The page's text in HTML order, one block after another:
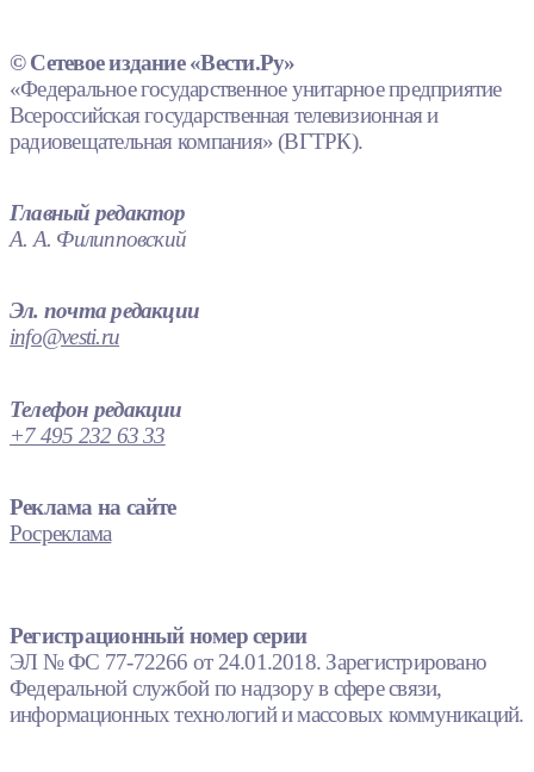
© Сетевое издание «Вести.Ру»
«Федеральное государственное унитарное предприятие
Всероссийская государственная телевизионная и
радиовещательная компания» (ВГТРК).
Главный редактор
А. А. Филипповский
Эл. почта редакции
info@vesti.ru
Телефон редакции
+7 495 232 63 33
Реклама на сайте
Росреклама
Регистрационный номер серии
ЭЛ № ФС 77-72266 от 24.01.2018. Зарегистрировано
Федеральной службой по надзору в сфере связи,
информационных технологий и массовых коммуникаций.